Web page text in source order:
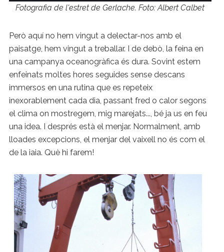
Fotografia de l'estret de Gerlache. Foto: Albert Calbet
Però aquí no hem vingut a delectar-nos amb el
paisatge, hem vingut a treballar. I de debò, la feina en
una campanya oceanogràfica és dura. Sovint estem
enfeinats moltes hores seguides sense descans
immersos en una rutina que es repeteix
inexorablement cada dia, passant fred o calor segons
el clima on mostregem, mig marejats..., bé ja us en feu
una idea. I després està el menjar. Normalment, amb
lloades excepcions, el menjar del vaixell no és com el
de la iaia. Què hi farem!